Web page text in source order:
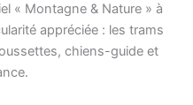
« Montagne & Nature » à
appréciée : les trams
chiens-guide et